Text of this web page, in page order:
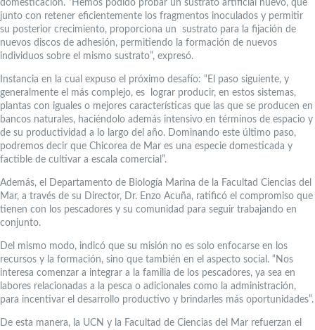
domesticación. “Hemos podido probar un sustrato artificial nuevo, que
junto con retener eficientemente los fragmentos inoculados y permitir
su posterior crecimiento, proporciona un sustrato para la fijación de
nuevos discos de adhesión, permitiendo la formación de nuevos
individuos sobre el mismo sustrato”, expresó.
Instancia en la cual expuso el próximo desafío: “El paso siguiente, y
generalmente el más complejo, es lograr producir, en estos sistemas,
plantas con iguales o mejores características que las que se producen en
bancos naturales, haciéndolo además intensivo en términos de espacio y
de su productividad a lo largo del año. Dominando este último paso,
podremos decir que Chicorea de Mar es una especie domesticada y
factible de cultivar a escala comercial”.
Además, el Departamento de Biología Marina de la Facultad Ciencias del
Mar, a través de su Director, Dr. Enzo Acuña, ratificó el compromiso que
tienen con los pescadores y su comunidad para seguir trabajando en
conjunto.
Del mismo modo, indicó que su misión no es solo enfocarse en los
recursos y la formación, sino que también en el aspecto social. “Nos
interesa comenzar a integrar a la familia de los pescadores, ya sea en
labores relacionadas a la pesca o adicionales como la administración,
para incentivar el desarrollo productivo y brindarles más oportunidades”.
De esta manera, la UCN y la Facultad de Ciencias del Mar refuerzan el